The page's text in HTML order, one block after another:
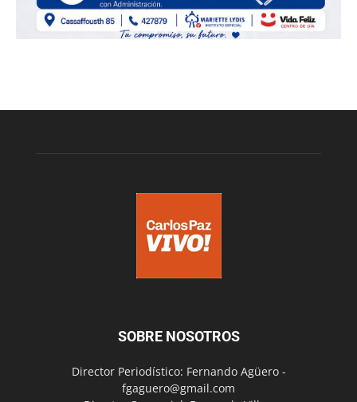
SOBRE NOSOTROS
Director Periodístico: Fernando Agüero -
fgaguero@gmail.com